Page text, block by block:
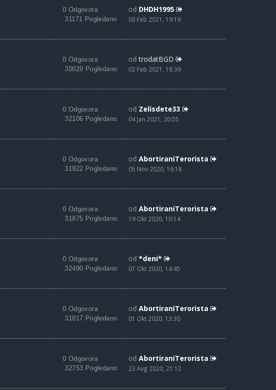
0 Odgovora
31171 Pogledano
od DHDH1995
03 Feb 2021, 19:19
0 Odgovora
30029 Pogledano
odtrodatBGD
02 Feb 2021, 18:39
0 Odgovora
32106 Pogledano
od Zelisdete33
04 Jan 2021, 20:55
0 Odgovora
31922 Pogledano
od AbortiraniTerorista
05 Nov 2020, 16:18
0 Odgovora
31875 Pogledano
od AbortiraniTerorista
19 Okt 2020, 10:14
0 Odgovora
32490 Pogledano
od *deni*
07 Okt 2020, 14:45
0 Odgovora
31817 Pogledano
od AbortiraniTerorista
01 Okt 2020, 13:30
0 Odgovora
32753 Pogledano
od AbortiraniTerorista
23 Avg 2020, 21:12